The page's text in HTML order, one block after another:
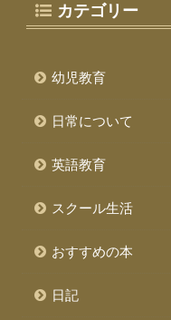
カテゴリー
幼児教育
日常について
英語教育
スクール生活
おすすめの本
日記